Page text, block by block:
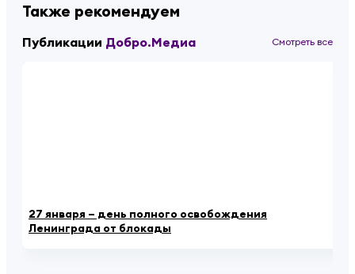
Также рекомендуем
Публикации Добро.Медиа Смотреть все
27 января – день полного освобождения
Ленинграда от блокады